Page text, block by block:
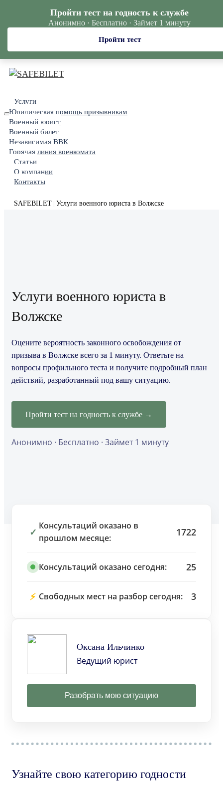
Услуги
Юридическая помощь призывникам
Военный юрист
Военный билет
Независимая ВВК
Горячая линия военкомата
Статьи
О компании
Контакты
SAFEBILET Услуги военного юриста в Волжске
Услуги военного юриста в
Волжске
Оцените вероятность законного освобождения от
призыва в Волжске всего за 1 минуту. Ответьте на
вопросы профильного теста и получите подробный план
действий, разработанный под вашу ситуацию.
Пройти тест на годность к службе →
Анонимно · Бесплатно · Займет 1 минуту
✓
Консультаций оказано в
прошлом месяце:
1722
Консультаций оказано сегодня: 25
⚡ Свободных мест на разбор сегодня: 3
Оксана Ильчинко
Ведущий юрист
Разобрать мою ситуацию
Узнайте свою категорию годности
Пройти тест на годность к службе
Анонимно · Бесплатно · Займет 1 минуту
Пройти тест